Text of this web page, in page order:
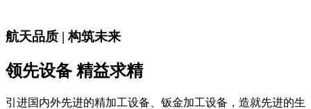
航天品质 | 构筑未来
领先设备 精益求精
引进国内外先进的精加工设备、钣金加工设备，造就先进的生